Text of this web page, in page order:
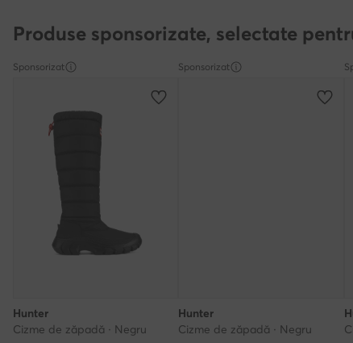
Produse sponsorizate, selectate
Sponsorizat
Hunter
Cizme de zăpadă · Negru
Sponsorizat
Hunter
Cizme de zăpadă · Negru